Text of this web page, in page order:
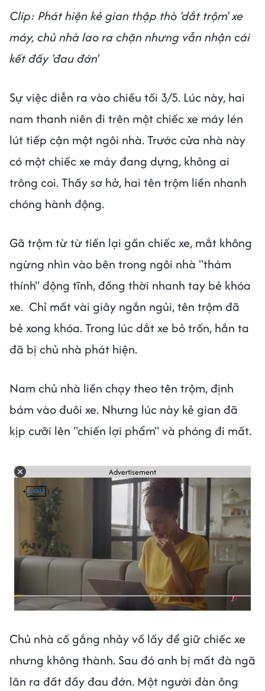
Clip: Phát hiện kẻ gian thập thò 'dắt trộm' xe
máy, chủ nhà lao ra chặn nhưng vẫn nhận cái
kết đầy 'đau đớn'
Sự việc diễn ra vào chiều tối 3/5. Lúc này, hai
nam thanh niên đi trên một chiếc xe máy lén
lút tiếp cận một ngôi nhà. Trước cửa nhà này
có một chiếc xe máy đang dựng, không ai
trông coi. Thấy sơ hở, hai tên trộm liền nhanh
chóng hành động.
Gã trộm từ từ tiến lại gần chiếc xe, mắt không
ngừng nhìn vào bên trong ngôi nhà "thám
thính" động tĩnh, đồng thời nhanh tay bẻ khóa
xe. Chỉ mất vài giây ngắn ngủi, tên trộm đã
bẻ xong khóa. Trong lúc dắt xe bỏ trốn, hắn ta
đã bị chủ nhà phát hiện.
Nam chủ nhà liền chạy theo tên trộm, định
bám vào đuôi xe. Nhưng lúc này kẻ gian đã
kịp cưỡi lên "chiến lợi phẩm" và phóng đi mất.
Advertisement
Chủ nhà cố gắng nhảy vồ lấy để giữ chiếc xe
nhưng không thành. Sau đó anh bị mất đà ngã
lăn ra đất đầy đau đớn. Một người đàn ông